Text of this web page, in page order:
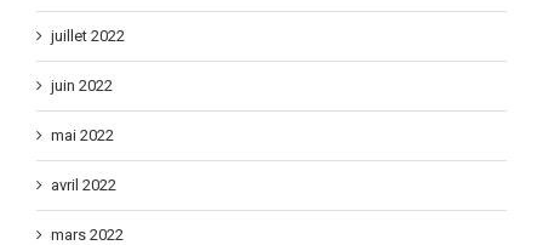
juillet 2022
juin 2022
mai 2022
avril 2022
mars 2022